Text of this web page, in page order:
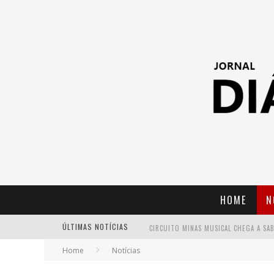
HOME
ÚLTIMAS NOTÍCIAS
Home Notícias